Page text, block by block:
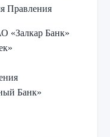
Правления
«Залкар Банк»
Банк»